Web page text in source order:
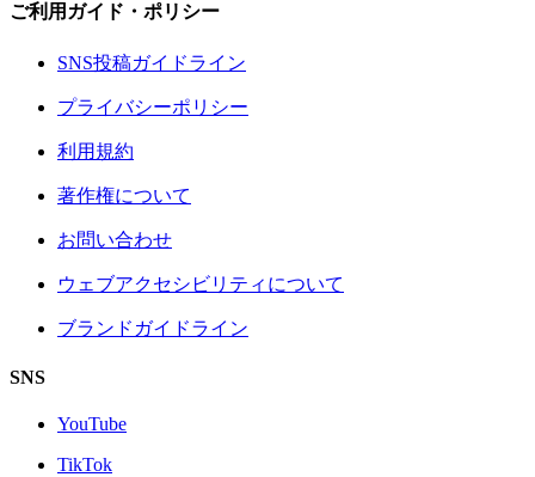
ご利用ガイド・ポリシー
SNS投稿ガイドライン
プライバシーポリシー
利用規約
著作権について
お問い合わせ
ウェブアクセシビリティについて
ブランドガイドライン
SNS
YouTube
TikTok